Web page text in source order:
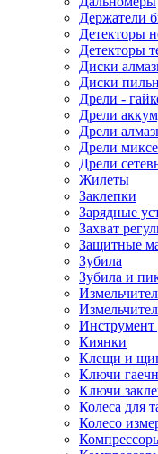
Держатели
Детекторы
Детекторы
Диски
Диски
Дрели -
Дрели
Дрели
Дрели
Дрели
Жилеты
Заклепки
Зарядные
Захват
Защитные
Зубила
Зубила и
Инструмент
Киянки
Клещи и
Ключи
Ключи
Колеса для
Колесо